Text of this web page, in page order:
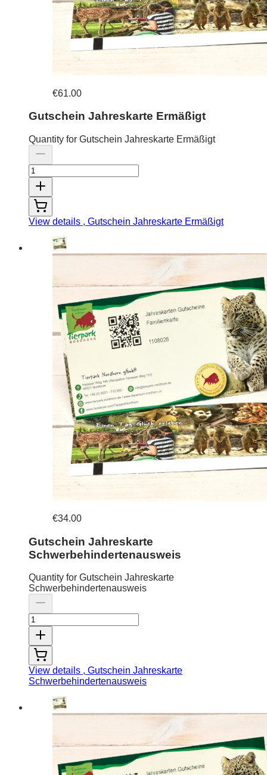
€61.00
Gutschein Jahreskarte Ermäßigt
Quantity for Gutschein Jahreskarte Ermäßigt
View details , Gutschein Jahreskarte Ermäßigt
€34.00
Gutschein Jahreskarte
Schwerbehindertenausweis
Quantity for Gutschein Jahreskarte
Schwerbehindertenausweis
View details , Gutschein Jahreskarte
Schwerbehindertenausweis